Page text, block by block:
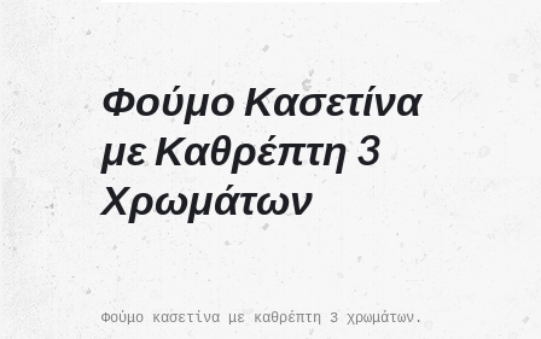
Φούμο Κασετίνα
με Καθρέπτη 3
Χρωμάτων
Φούμο κασετίνα με καθρέπτη 3 χρωμάτων.